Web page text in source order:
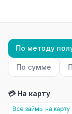
По методу
По сумме
💳 На карту
Все займы на карту